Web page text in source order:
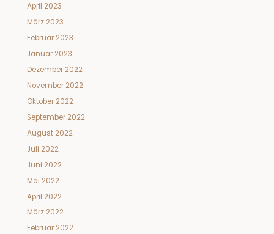
April 2023
März 2023
Februar 2023
Januar 2023
Dezember 2022
November 2022
Oktober 2022
September 2022
August 2022
Juli 2022
Juni 2022
Mai 2022
April 2022
März 2022
Februar 2022